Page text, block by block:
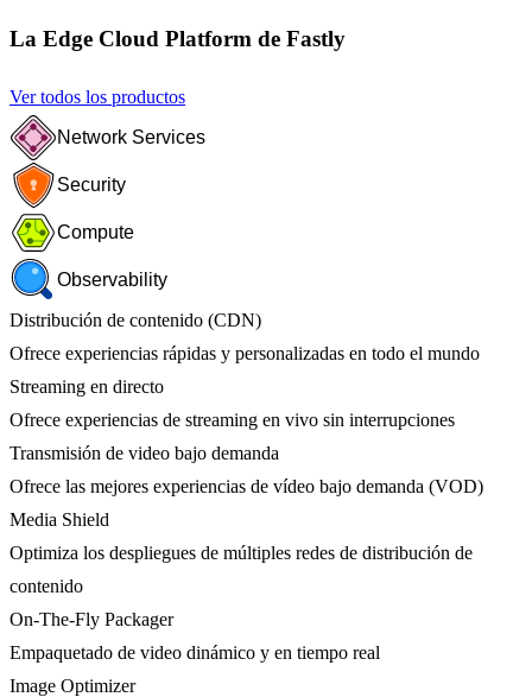
La Edge Cloud Platform de Fastly
Ver todos los productos
Network Services
Security
Compute
Observability
Distribución de contenido (CDN)
Ofrece experiencias rápidas y personalizadas en todo el mundo
Streaming en directo
Ofrece experiencias de streaming en vivo sin interrupciones
Transmisión de video bajo demanda
Ofrece las mejores experiencias de vídeo bajo demanda (VOD)
Media Shield
Optimiza los despliegues de múltiples redes de distribución de
contenido
On-The-Fly Packager
Empaquetado de video dinámico y en tiempo real
Image Optimizer